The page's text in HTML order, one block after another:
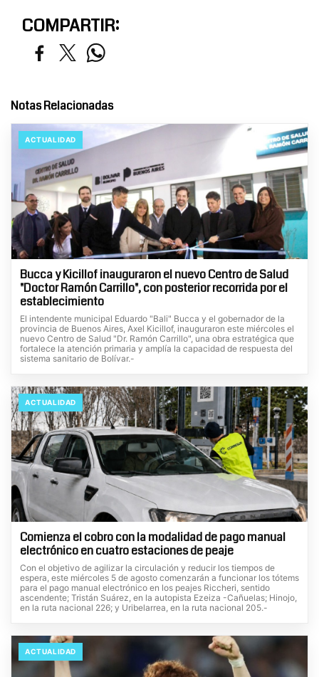
COMPARTIR:
Notas Relacionadas
ACTUALIDAD
Bucca y Kicillof inauguraron el nuevo Centro de Salud
"Doctor Ramón Carrillo", con posterior recorrida por el
establecimiento
El intendente municipal Eduardo "Bali" Bucca y el gobernador de la
provincia de Buenos Aires, Axel Kicillof, inauguraron este miércoles el
nuevo Centro de Salud "Dr. Ramón Carrillo", una obra estratégica que
fortalece la atención primaria y amplía la capacidad de respuesta del
sistema sanitario de Bolívar.-
ACTUALIDAD
Comienza el cobro con la modalidad de pago manual
electrónico en cuatro estaciones de peaje
Con el objetivo de agilizar la circulación y reducir los tiempos de
espera, este miércoles 5 de agosto comenzarán a funcionar los tótems
para el pago manual electrónico en los peajes Riccheri, sentido
ascendente; Tristán Suárez, en la autopista Ezeiza -Cañuelas; Hinojo,
en la ruta nacional 226; y Uribelarrea, en la ruta nacional 205.-
ACTUALIDAD